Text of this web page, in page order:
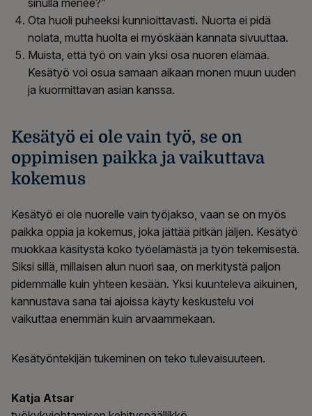
Ota huoli puheeksi kunnioittavasti. Nuorta ei pidä
nolata, mutta huolta ei myöskään kannata sivuuttaa.
Muista, että työ on vain yksi osa nuoren elämää.
Kesätyö voi osua samaan aikaan monen muun uuden
ja kuormittavan asian kanssa.
Kesätyö ei ole vain työ, se on
oppimisen paikka ja vaikuttava
kokemus
Kesätyö ei ole nuorelle vain työjakso, vaan se on myös
paikka oppia ja kokemus, joka jättää pitkän jäljen. Kesätyö
muokkaa käsitystä koko työelämästä ja työn tekemisestä.
Siksi sillä, millaisen alun nuori saa, on merkitystä paljon
pidemmälle kuin yhteen kesään. Yksi kuunteleva aikuinen,
kannustava sana tai ajoissa käyty keskustelu voi
vaikuttaa enemmän kuin arvaammekaan.
Kesätyöntekijän tukeminen on teko tulevaisuuteen.
Katja Atsar